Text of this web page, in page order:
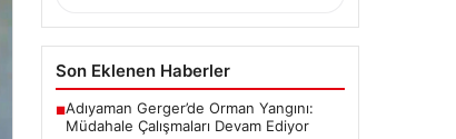
Son Eklenen Haberler
■Adıyaman Gerger’de Orman Yangını:
Müdahale Çalışmaları Devam Ediyor